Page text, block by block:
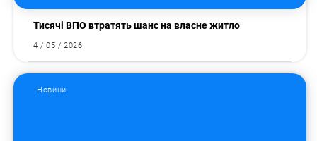
Тисячі ВПО втратять шанс на власне житло
4 / 05 / 2026
Новини